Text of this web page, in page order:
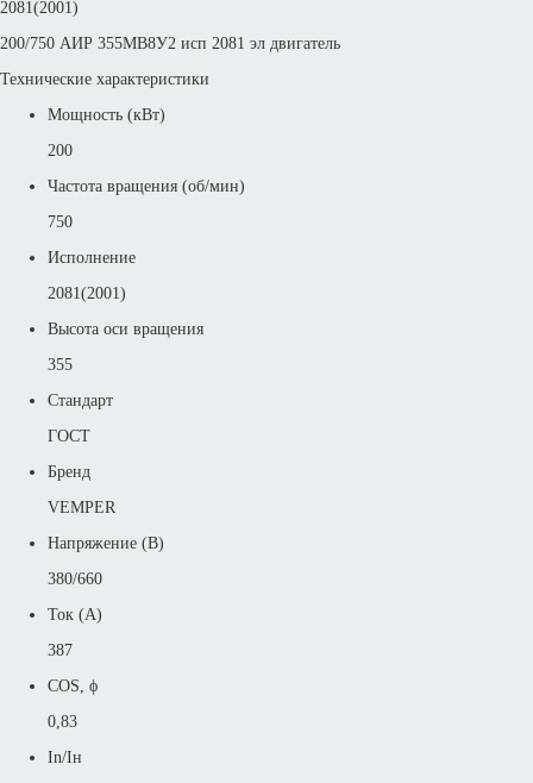
2081(2001)
200/750 АИР 355МВ8У2 исп 2081 эл двигатель
Технические характеристики
Мощность (кВт)
200
Частота вращения (об/мин)
750
Исполнение
2081(2001)
Высота оси вращения
355
Стандарт
ГОСТ
Бренд
VEMPER
Напряжение (В)
380/660
Ток (А)
387
COS, ϕ
0,83
In/Iн